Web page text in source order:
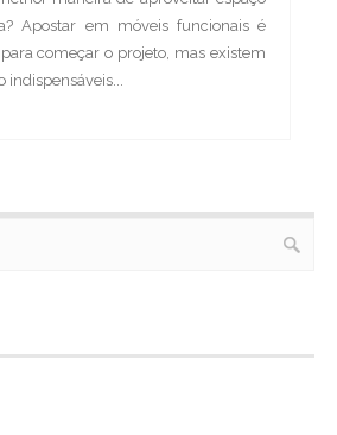
Apostar em móveis funcionais é
começar o projeto, mas existem